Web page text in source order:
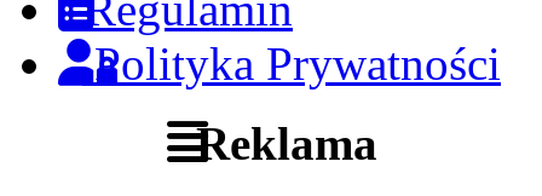
Polityka Prywatności
Reklama